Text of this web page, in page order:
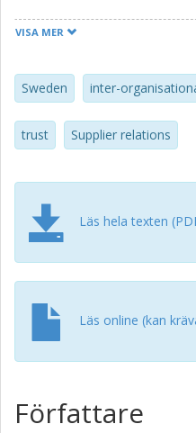
suggests that all proposed
satisfaction, regardless of
characterized by a high or
commitment. A good
positive relationship
commitment relationship’.
possible to achieve a high
supplier-dealer trust and
VISA MER
Sweden inter-
trust Supplier relations
Läs hela texten
Läs online (kan
Författare